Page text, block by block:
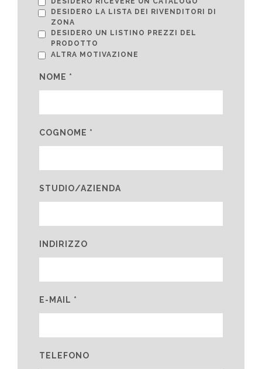
DESIDERO LA LISTA DEI RIVENDITORI DI
ZONA
DESIDERO UN LISTINO PREZZI DEL
PRODOTTO
ALTRA MOTIVAZIONE
NOME *
COGNOME *
STUDIO/AZIENDA
INDIRIZZO
E-MAIL *
TELEFONO